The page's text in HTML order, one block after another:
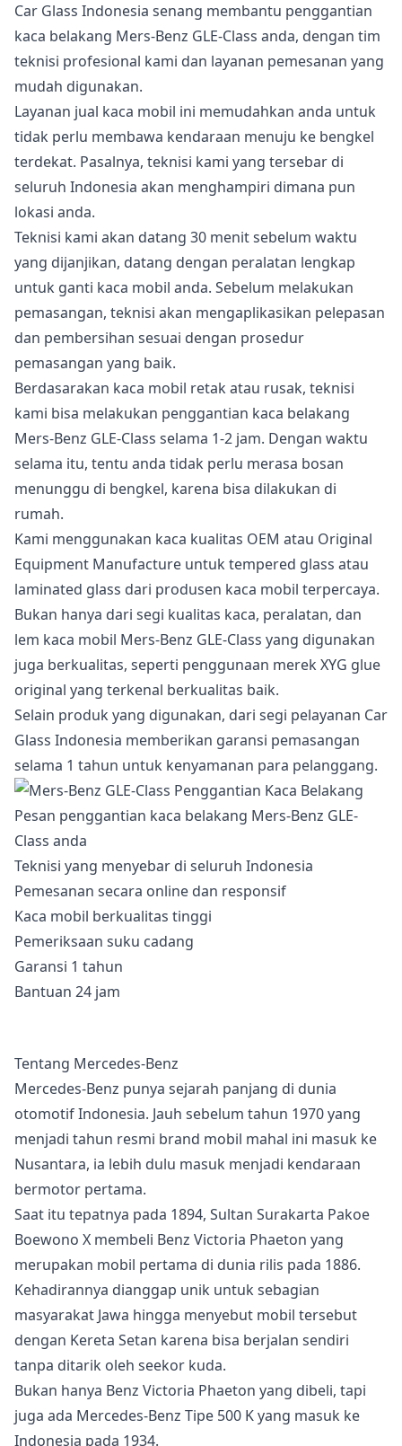
Car Glass Indonesia senang membantu penggantian
kaca belakang Mers-Benz GLE-Class anda, dengan tim
teknisi profesional kami dan layanan pemesanan yang
mudah digunakan.
Layanan jual kaca mobil ini memudahkan anda untuk
tidak perlu membawa kendaraan menuju ke bengkel
terdekat. Pasalnya, teknisi kami yang tersebar di
seluruh Indonesia akan menghampiri dimana pun
lokasi anda.
Teknisi kami akan datang 30 menit sebelum waktu
yang dijanjikan, datang dengan peralatan lengkap
untuk ganti kaca mobil anda. Sebelum melakukan
pemasangan, teknisi akan mengaplikasikan pelepasan
dan pembersihan sesuai dengan prosedur
pemasangan yang baik.
Berdasarakan kaca mobil retak atau rusak, teknisi
kami bisa melakukan penggantian kaca belakang
Mers-Benz GLE-Class selama 1-2 jam. Dengan waktu
selama itu, tentu anda tidak perlu merasa bosan
menunggu di bengkel, karena bisa dilakukan di
rumah.
Kami menggunakan kaca kualitas OEM atau Original
Equipment Manufacture untuk tempered glass atau
laminated glass dari produsen kaca mobil terpercaya.
Bukan hanya dari segi kualitas kaca, peralatan, dan
lem kaca mobil Mers-Benz GLE-Class yang digunakan
juga berkualitas, seperti penggunaan merek XYG glue
original yang terkenal berkualitas baik.
Selain produk yang digunakan, dari segi pelayanan Car
Glass Indonesia memberikan garansi pemasangan
selama 1 tahun untuk kenyamanan para pelanggang.
Pesan penggantian kaca belakang Mers-Benz GLE-
Class anda
Teknisi yang menyebar di seluruh Indonesia
Pemesanan secara online dan responsif
Kaca mobil berkualitas tinggi
Pemeriksaan suku cadang
Garansi 1 tahun
Bantuan 24 jam
Tentang Mercedes-Benz
Mercedes-Benz punya sejarah panjang di dunia
otomotif Indonesia. Jauh sebelum tahun 1970 yang
menjadi tahun resmi brand mobil mahal ini masuk ke
Nusantara, ia lebih dulu masuk menjadi kendaraan
bermotor pertama.
Saat itu tepatnya pada 1894, Sultan Surakarta Pakoe
Boewono X membeli Benz Victoria Phaeton yang
merupakan mobil pertama di dunia rilis pada 1886.
Kehadirannya dianggap unik untuk sebagian
masyarakat Jawa hingga menyebut mobil tersebut
dengan Kereta Setan karena bisa berjalan sendiri
tanpa ditarik oleh seekor kuda.
Bukan hanya Benz Victoria Phaeton yang dibeli, tapi
juga ada Mercedes-Benz Tipe 500 K yang masuk ke
Indonesia pada 1934.